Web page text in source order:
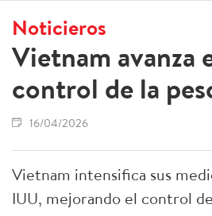
Noticieros
Vietnam avanza
control de la
16/04/2026
Vietnam intensifica sus
IUU, mejorando el control